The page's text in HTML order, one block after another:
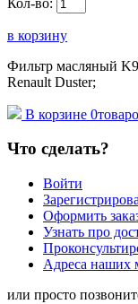
в корзину
Фильтр масляный
Renault Duster;
В корзине 0
Что сделать?
Войти
Оформить
Узнать про
Адреса наших
или просто